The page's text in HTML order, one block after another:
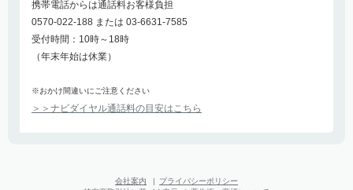
携帯電話からは通話料お客様負担
0570-022-188 または 03-6631-7585
受付時間：10時～18時
（年末年始は休業）
※おかけ間違いにご注意ください
＞＞ナビダイヤル通話料の目安はこちら
会社案内 |
プライバシーポリシー